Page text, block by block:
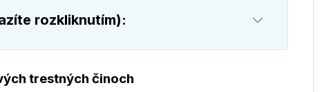
rozkliknutím):
trestných činoch